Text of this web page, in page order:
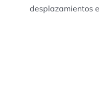
desplazamientos